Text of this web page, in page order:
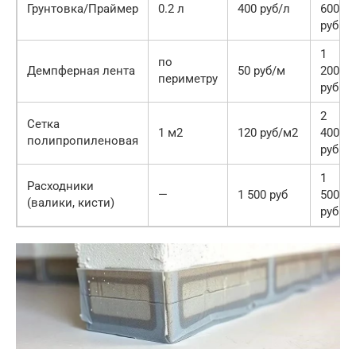
Грунтовка/Праймер 0.2 л 400 руб/л
600
руб
Демпферная лента
по
периметру
50 руб/м
1
200
руб
Сетка
полипропиленовая
1 м2 120 руб/м2
2
400
руб
Расходники
(валики, кисти)
— 1 500 руб
1
500
руб